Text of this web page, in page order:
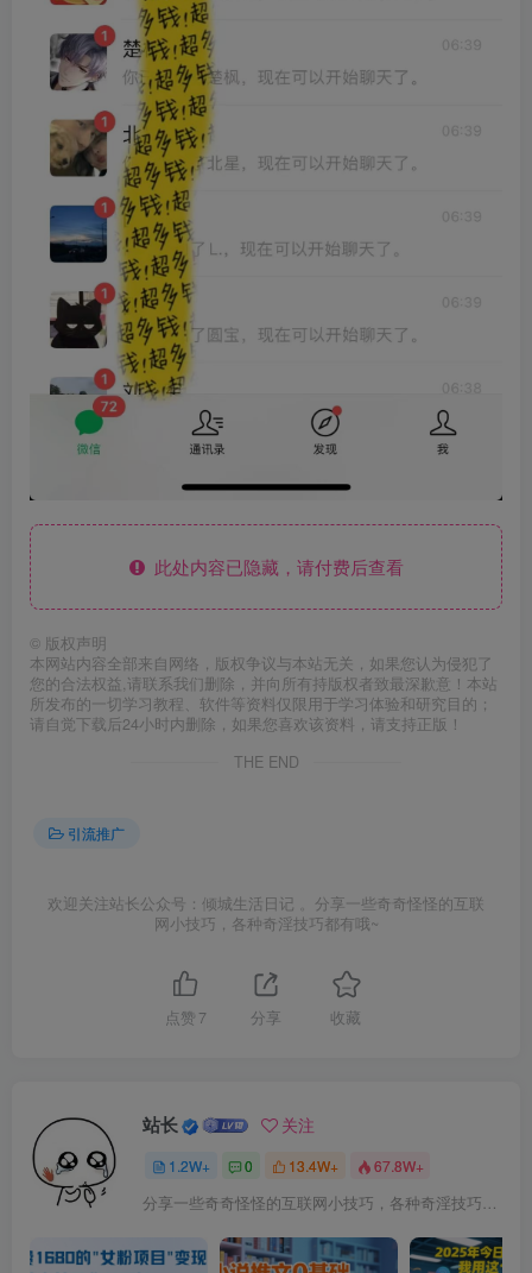
此处内容已隐藏，请付费后查看
© 版权声明
本网站内容全部来自网络，版权争议与本站无关，如果您认为侵犯了
您的合法权益,请联系我们删除，并向所有持版权者致最深歉意！本站
所发布的一切学习教程、软件等资料仅限用于学习体验和研究目的；
请自觉下载后24小时内删除，如果您喜欢该资料，请支持正版！
THE END
引流推广
欢迎关注站长公众号：倾城生活日记 。分享一些奇奇怪怪的互联
网小技巧，各种奇淫技巧都有哦~
点赞 7 分享 收藏
站长 关注
1.2W+ 0 13.4W+ 67.8W+
分享一些奇奇怪怪的互联网小技巧，各种奇淫技巧都在本站。